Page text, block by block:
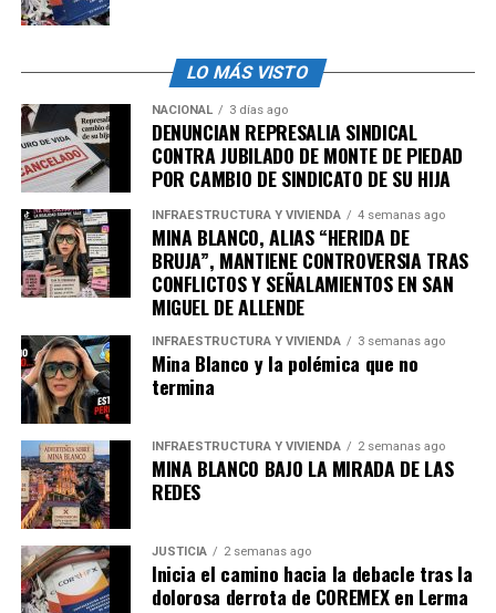
LO MÁS VISTO
NACIONAL 3 días ago
DENUNCIAN REPRESALIA SINDICAL
CONTRA JUBILADO DE MONTE DE PIEDAD
POR CAMBIO DE SINDICATO DE SU HIJA
INFRAESTRUCTURA Y VIVIENDA 4 semanas ago
MINA BLANCO, ALIAS “HERIDA DE
BRUJA”, MANTIENE CONTROVERSIA TRAS
CONFLICTOS Y SEÑALAMIENTOS EN SAN
MIGUEL DE ALLENDE
INFRAESTRUCTURA Y VIVIENDA 3 semanas ago
Mina Blanco y la polémica que no
termina
INFRAESTRUCTURA Y VIVIENDA 2 semanas ago
MINA BLANCO BAJO LA MIRADA DE LAS
REDES
JUSTICIA 2 semanas ago
Inicia el camino hacia la debacle tras la
dolorosa derrota de COREMEX en Lerma